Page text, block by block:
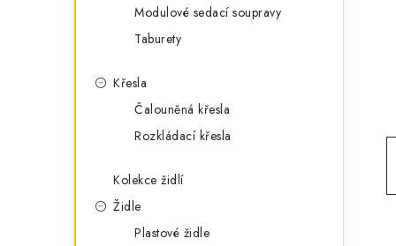
Modulové sedací soupravy
Taburety
Křesla
Čalouněná křesla
Rozkládací křesla
Kolekce židlí
Židle
Plastové židle